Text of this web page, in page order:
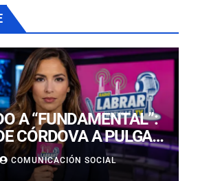
A “FUNDAMENTAL”:
CÓRDOVA A PULGAR
DE QUE
ROJA
COMUNICACIÓN SOCIAL